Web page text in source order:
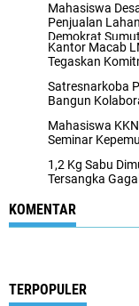
Mahasiswa
Penjualan
Demokrat Sumut
Kantor Macab
Tegaskan
Satresnarkoba
Bangun
Mahasiswa
Seminar
1,2 Kg Sabu
Tersangka
KOMENTAR
TERPOPULER